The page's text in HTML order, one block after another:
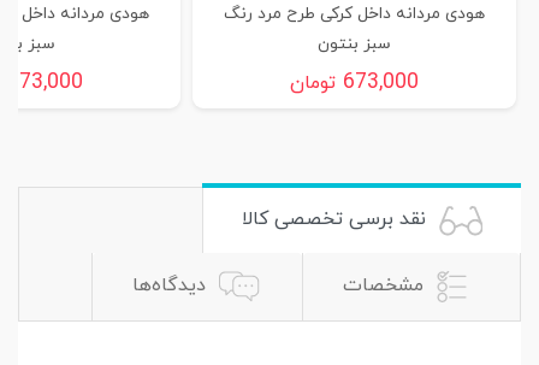
هودی مردانه داخل کرکی طرح مرد رنگ
سبز بنتون
673,000 تومان
هودی مردانه داخل
سبز
673,000
نقد برسی تخصصی کالا
مشخصات دیدگاه‌ها